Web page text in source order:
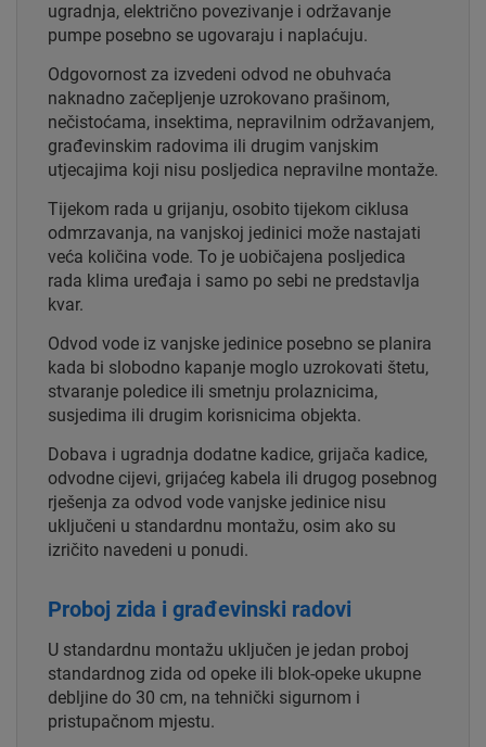
ugradnja, električno povezivanje i održavanje
pumpe posebno se ugovaraju i naplaćuju.
Odgovornost za izvedeni odvod ne obuhvaća
naknadno začepljenje uzrokovano prašinom,
nečistoćama, insektima, nepravilnim održavanjem,
građevinskim radovima ili drugim vanjskim
utjecajima koji nisu posljedica nepravilne montaže.
Tijekom rada u grijanju, osobito tijekom ciklusa
odmrzavanja, na vanjskoj jedinici može nastajati
veća količina vode. To je uobičajena posljedica
rada klima uređaja i samo po sebi ne predstavlja
kvar.
Odvod vode iz vanjske jedinice posebno se planira
kada bi slobodno kapanje moglo uzrokovati štetu,
stvaranje poledice ili smetnju prolaznicima,
susjedima ili drugim korisnicima objekta.
Dobava i ugradnja dodatne kadice, grijača kadice,
odvodne cijevi, grijaćeg kabela ili drugog posebnog
rješenja za odvod vode vanjske jedinice nisu
uključeni u standardnu montažu, osim ako su
izričito navedeni u ponudi.
Proboj zida i građevinski radovi
U standardnu montažu uključen je jedan proboj
standardnog zida od opeke ili blok-opeke ukupne
debljine do 30 cm, na tehnički sigurnom i
pristupačnom mjestu.